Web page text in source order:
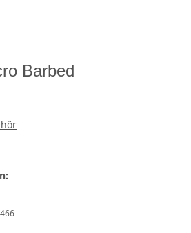
Barbed